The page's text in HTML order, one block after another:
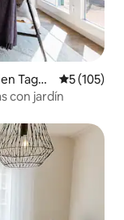
Tagel
5 (105)
con jardín